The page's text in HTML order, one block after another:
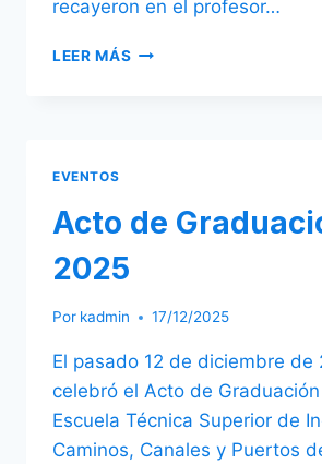
recayeron en el profesor…
LEER MÁS PREMIOS
EVENTOS
Acto de
2025
Por kadmin 17/12/2025
El pasado 12 de diciembre de
celebró el Acto de
Escuela Técnica Superior de
Caminos, Canales y Puertos